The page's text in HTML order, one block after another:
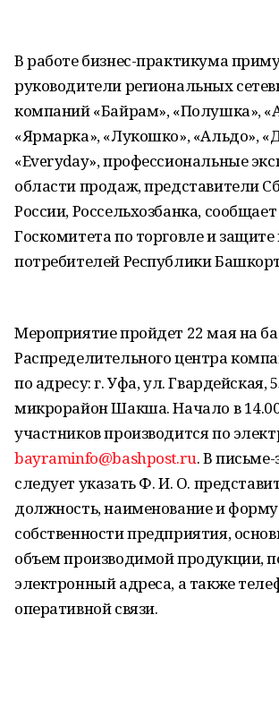
В работе бизнес-практикума
руководители региональных
компаний «Байрам», «Полушка»,
«Ярмарка», «Лукошко», «Альдо»,
«Everyday», профессиональные
области продаж, представители
России, Россельхозбанка,
Госкомитета по торговле и защите
потребителей Республики
Мероприятие пройдет 22 мая на
Распределительного центра
по адресу: г. Уфа, ул. Гвардейская,
микрорайон Шакша. Начало в
участников производится по
bayraminfo@bashpost.ru. В письме-
следует указать Ф. И. О.
должность, наименование и форму
собственности предприятия,
объем производимой продукции,
электронный адреса, а также
оперативной связи.